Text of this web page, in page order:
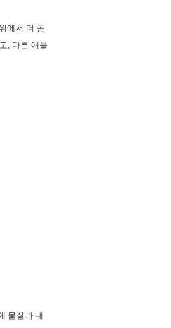
에서 더 공
, 다른 애플
물질과 내